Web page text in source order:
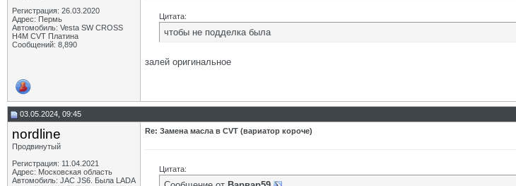
Регистрация: 26.03.2020
Адрес: Пермь
Автомобиль: Vesta SW CROSS
H4M CVT Платина
Сообщений: 8,890
Цитата:
чтобы не подделка была
залей оригинальное
03.05.2024, 09:45
nordline
Продвинутый
Регистрация: 11.04.2021
Адрес: Московская область
Автомобиль: JAC JS6. Была LADA
Re: Замена масла в CVT (вариатор короче)
Цитата: